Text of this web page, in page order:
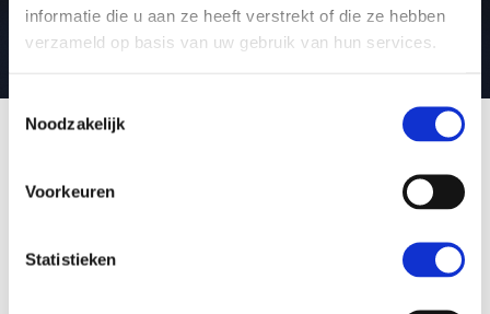
informatie die u aan ze heeft verstrekt of die ze hebben
verzameld op basis van uw gebruik van hun services.
Toestemmingsselectie
Noodzakelijk
Voorkeuren
Statistieken
Onze vloot
Linssen Yachts bouwt stalen motorjachten van 9-16 meter (30-50 voet) in
haar 45.000 vierkante meter grote scheepswerf in Maasbracht, Nederland.
veelzijdige Grand Sturdy-serie, de sportieve SL-serie, de unieke Variotop®-